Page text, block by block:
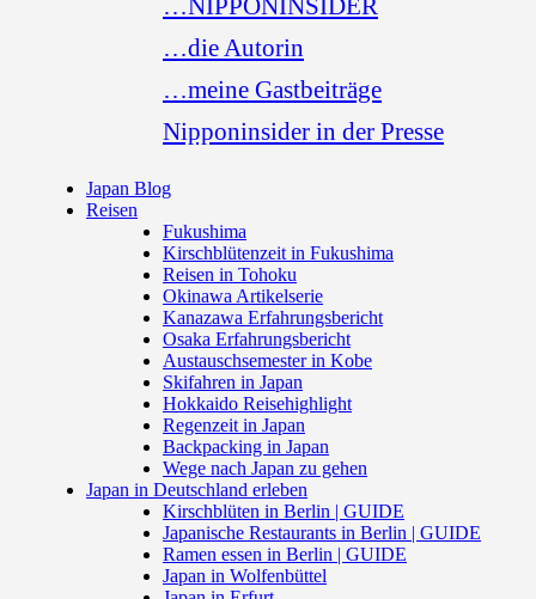
…die Autorin
…meine Gastbeiträge
Nipponinsider in der Presse
Japan Blog
Reisen
Fukushima
Kirschblütenzeit in Fukushima
Reisen in Tohoku
Okinawa Artikelserie
Kanazawa Erfahrungsbericht
Osaka Erfahrungsbericht
Austauschsemester in Kobe
Skifahren in Japan
Hokkaido Reisehighlight
Regenzeit in Japan
Backpacking in Japan
Wege nach Japan zu gehen
Japan in Deutschland erleben
Kirschblüten in Berlin | GUIDE
Japanische Restaurants in Berlin | GUIDE
Ramen essen in Berlin | GUIDE
Japan in Wolfenbüttel